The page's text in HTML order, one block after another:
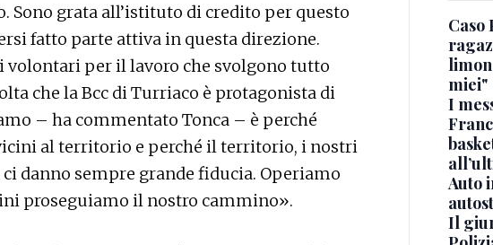
Sono grata all’istituto di credito per questo
fatto parte attiva in questa direzione.
volontari per il lavoro che svolgono tutto
che la Bcc di Turriaco è protagonista di
– ha commentato Tonca – è perché
al territorio e perché il territorio, i nostri
danno sempre grande fiducia. Operiamo
proseguiamo il nostro cammino».
Caso
miei"
I
Auto
Il